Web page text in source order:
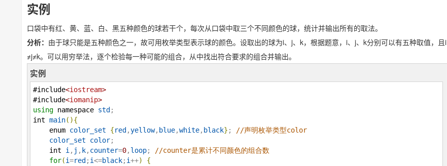
实例
口袋中有红、黄、蓝、白、黑五种颜色的球若干个，每次从口袋中取三个不同颜色的球，统计并输出所有的取法。
分析： 由于球只能是五种颜色之一，故可用枚举类型表示球的颜色。设取出的球为i、j、k，根据题意，i、j、k分别可以有五种取值，且i
≠j≠k。可以用穷举法，逐个检验每一种可能的组合，从中找出符合要求的组合并输出。
实例
#include<iostream>
#include<iomanip>
using namespace std
int main( ){
enum color_set {red ,yellow, blue,white, black} ;
//声明枚举类型color
color_set
color;
int
i , j , k, counter=0, loop;
//counter是累计不同颜色的组合数
for(i=red ; i<=black; i++)
{